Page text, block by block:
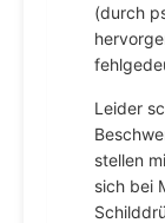
(durch
Leider
stellen
sich bei